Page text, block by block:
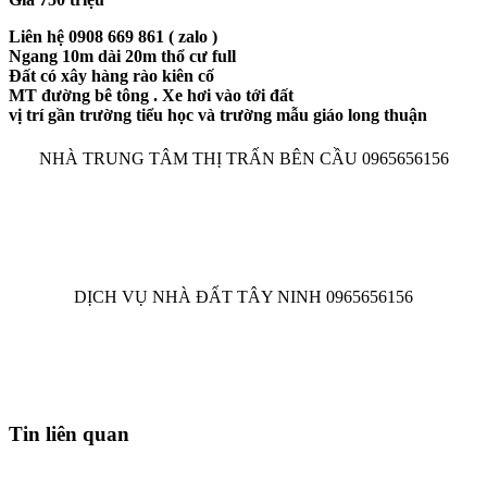
Liên hệ 0908 669 861 ( zalo )
Ngang 10m dài 20m thổ cư full
Đất có xây hàng rào kiên cố
MT đường bê tông . Xe hơi vào tới đất
vị trí gần trường tiểu học và trường mẫu giáo long thuận
NHÀ TRUNG TÂM THỊ TRẤN BÊN CẦU 0965656156
DỊCH VỤ NHÀ ĐẤT TÂY NINH 0965656156
Tin liên quan